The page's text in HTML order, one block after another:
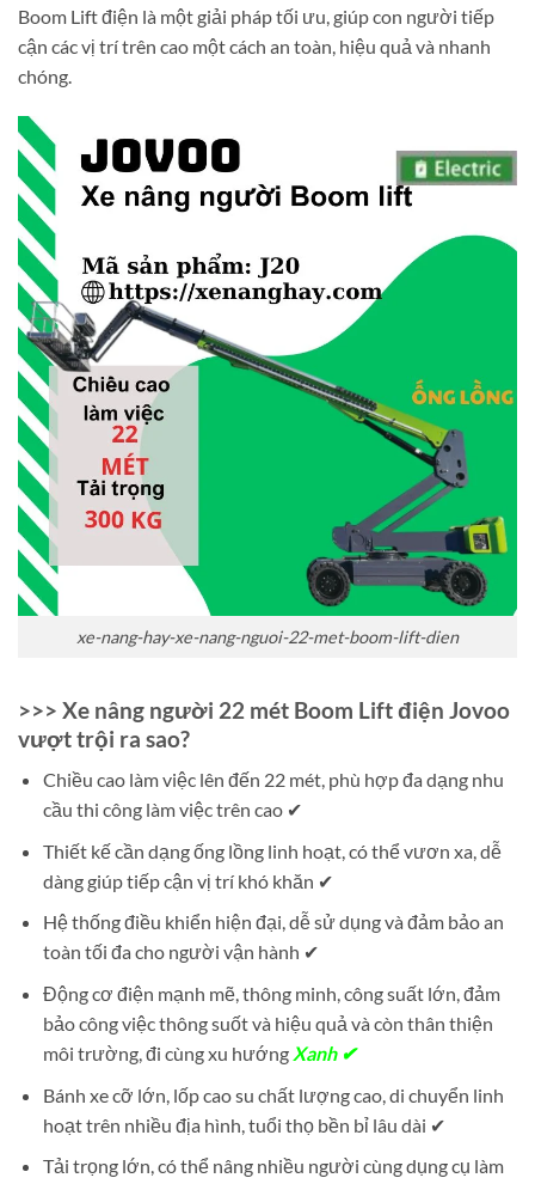
Boom Lift điện là một giải pháp tối ưu, giúp con người tiếp
cận các vị trí trên cao một cách an toàn, hiệu quả và nhanh
chóng.
xe-nang-hay-xe-nang-nguoi-22-met-boom-lift-dien
>>> Xe nâng người 22 mét Boom Lift điện Jovoo
vượt trội ra sao?
Chiều cao làm việc lên đến 22 mét, phù hợp đa dạng nhu
cầu thi công làm việc trên cao ✔
Thiết kế cần dạng ống lồng linh hoạt, có thể vươn xa, dễ
dàng giúp tiếp cận vị trí khó khăn ✔
Hệ thống điều khiển hiện đại, dễ sử dụng và đảm bảo an
toàn tối đa cho người vận hành ✔
Động cơ điện mạnh mẽ, thông minh, công suất lớn, đảm
bảo công việc thông suốt và hiệu quả và còn thân thiện
môi trường, đi cùng xu hướng Xanh ✔
Bánh xe cỡ lớn, lốp cao su chất lượng cao, di chuyển linh
hoạt trên nhiều địa hình, tuổi thọ bền bỉ lâu dài ✔
Tải trọng lớn, có thể nâng nhiều người cùng dụng cụ làm